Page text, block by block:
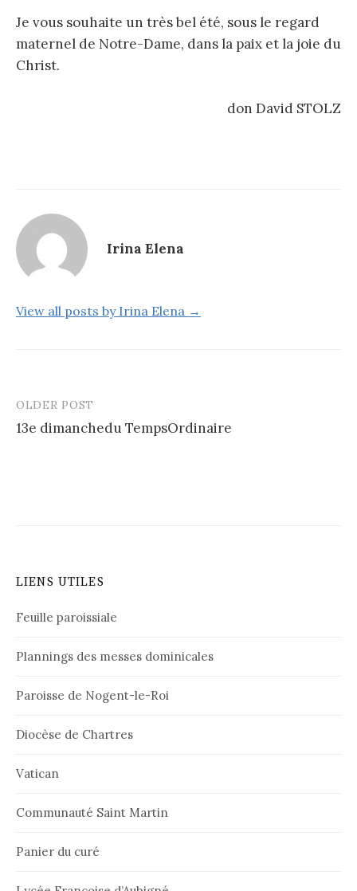
Je vous souhaite un très bel été, sous le regard
maternel de Notre-Dame, dans la paix et la joie du
Christ.
don David STOLZ
Irina Elena
View all posts by Irina Elena →
Post
navigation
OLDER POST
13e dimanchedu TempsOrdinaire
LIENS UTILES
Feuille paroissiale
Plannings des messes dominicales
Paroisse de Nogent-le-Roi
Diocèse de Chartres
Vatican
Communauté Saint Martin
Panier du curé